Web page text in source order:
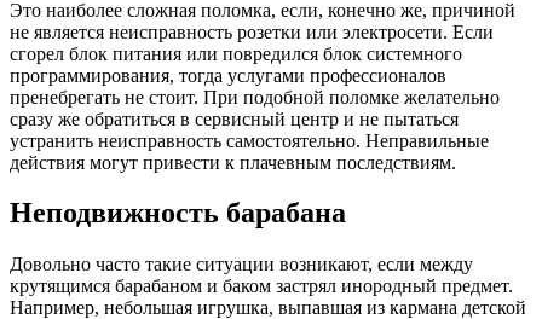
Это наиболее сложная поломка, если, конечно же, причиной
не является неисправность розетки или электросети. Если
сгорел блок питания или повредился блок системного
программирования, тогда услугами профессионалов
пренебрегать не стоит. При подобной поломке желательно
сразу же обратиться в сервисный центр и не пытаться
устранить неисправность самостоятельно. Неправильные
действия могут привести к плачевным последствиям.
Неподвижность барабана
Довольно часто такие ситуации возникают, если между
крутящимся барабаном и баком застрял инородный предмет.
Например, небольшая игрушка, выпавшая из кармана детской